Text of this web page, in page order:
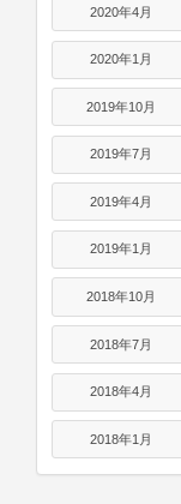
2020年4月
2020年1月
2019年10月
2019年7月
2019年4月
2019年1月
2018年10月
2018年7月
2018年4月
2018年1月